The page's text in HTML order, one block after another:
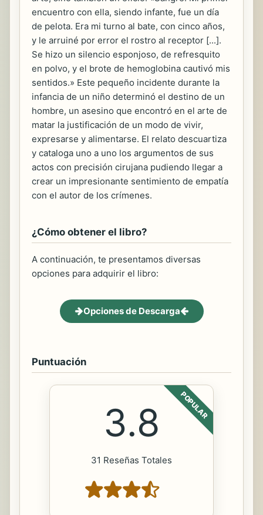
encuentro con ella, siendo infante, fue un día
de pelota. Era mi turno al bate, con cinco años,
y le arruiné por error el rostro al receptor [...].
Se hizo un silencio esponjoso, de refresquito
en polvo, y el brote de hemoglobina cautivó mis
sentidos.» Este pequeño incidente durante la
infancia de un niño determinó el destino de un
hombre, un asesino que encontró en el arte de
matar la justificación de un modo de vivir,
expresarse y alimentarse. El relato descuartiza
y cataloga uno a uno los argumentos de sus
actos con precisión cirujana pudiendo llegar a
crear un impresionante sentimiento de empatía
con el autor de los crímenes.
¿Cómo obtener el libro?
A continuación, te presentamos diversas
opciones para adquirir el libro:
Opciones de Descarga
Puntuación
POPULAR
3.8
31 Reseñas Totales